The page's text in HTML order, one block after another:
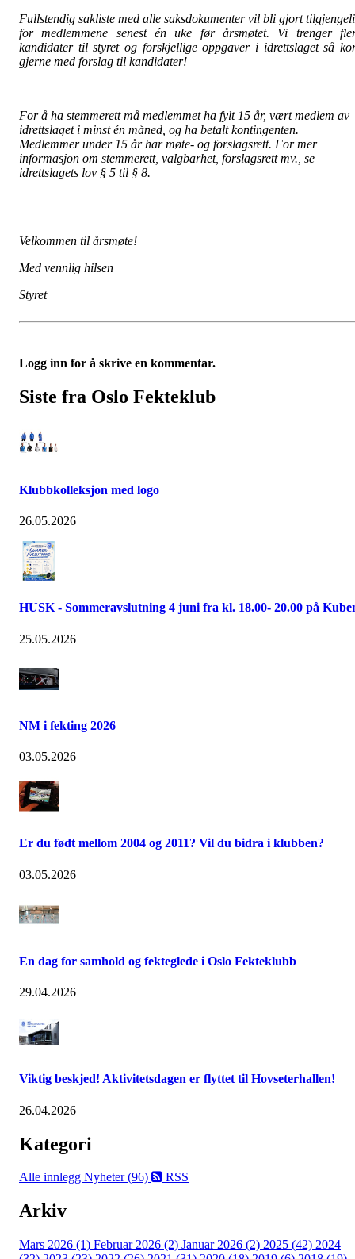
Fullstendig sakliste med alle saksdokumenter vil bli gjort
for medlemmene senest én uke før årsmøtet. Vi trenger
kandidater til styret og forskjellige oppgaver i idrettslaget så
gjerne med forslag til kandidater!
For å ha stemmerett må medlemmet ha fylt 15 år, vært medlem av
idrettslaget i minst én måned, og ha betalt kontingenten.
Medlemmer under 15 år har møte- og forslagsrett. For mer
informasjon om stemmerett, valgbarhet, forslagsrett mv., se
idrettslagets lov § 5 til § 8.
Velkommen til årsmøte!
Med vennlig hilsen
Styret
Logg inn for å skrive en kommentar.
Siste fra Oslo Fekteklub
Klubbkolleksjon med logo
26.05.2026
HUSK - Sommeravslutning 4 juni fra kl. 18.00- 20.00 på
25.05.2026
NM i fekting 2026
03.05.2026
Er du født mellom 2004 og 2011? Vil du bidra i klubben?
03.05.2026
En dag for samhold og fekteglede i Oslo Fekteklubb
29.04.2026
Viktig beskjed! Aktivitetsdagen er flyttet til Hovseterhallen!
26.04.2026
Kategori
Alle innlegg Nyheter (96) RSS
Arkiv
Mars 2026 (1) Februar 2026 (2) Januar 2026 (2) 2025 (42) 2024